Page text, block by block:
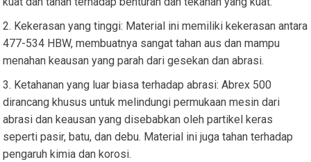
Kekerasan yang tinggi: Material ini memiliki kekerasan antara
477-534 HBW, membuatnya sangat tahan aus dan mampu
menahan keausan yang parah dari gesekan dan abrasi.
Ketahanan yang luar biasa terhadap abrasi: Abrex 500
dirancang khusus untuk melindungi permukaan mesin dari
abrasi dan keausan yang disebabkan oleh partikel keras
seperti pasir, batu, dan debu. Material ini juga tahan terhadap
pengaruh kimia dan korosi.